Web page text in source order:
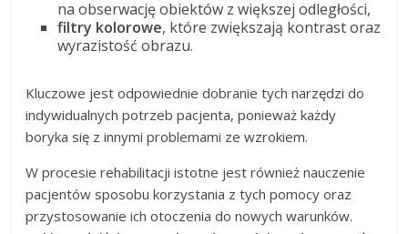
na obserwację obiektów z większej odległości,
filtry kolorowe, które zwiększają kontrast oraz
wyrazistość obrazu.
Kluczowe jest odpowiednie dobranie tych narzędzi do
indywidualnych potrzeb pacjenta, ponieważ każdy
boryka się z innymi problemami ze wzrokiem.
W procesie rehabilitacji istotne jest również nauczenie
pacjentów sposobu korzystania z tych pomocy oraz
przystosowanie ich otoczenia do nowych warunków.